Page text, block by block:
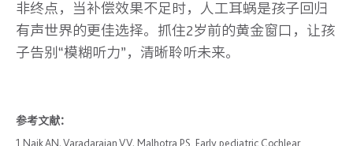
非终点，当补偿效果不足时，人工耳蜗是孩子回归
有声世界的更佳选择。抓住2岁前的黄金窗口，让孩
子告别“模糊听力”，清晰聆听未来。
参考文献：
1.Naik AN, Varadarajan VV, Malhotra PS. Early pediatric Cochlear